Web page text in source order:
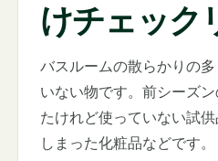
けチェック
バスルームの散らかりの
いない物です。前シーズ
たけれど使っていない試
しまった化粧品などです。